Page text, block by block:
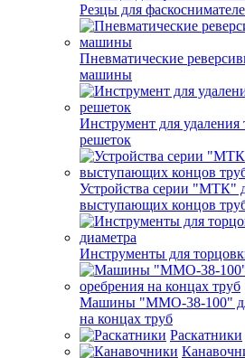
Резцы для
Пневматические
машины
Инструмент для удаления
решеток
Устройства серии "МТК"
выступающих концов
Инструменты для
Машины "ММО-38-100"
на концах труб
Раскатники